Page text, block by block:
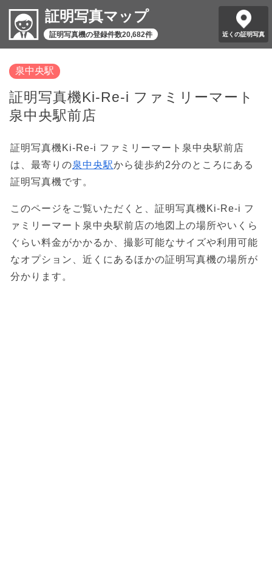
証明写真マップ
証明写真機の登録件数20,682件 近くの証明写真
泉中央駅
証明写真機Ki-Re-i ファミリーマート
泉中央駅前店
証明写真機Ki-Re-i ファミリーマート泉中央駅前店
は、最寄りの泉中央駅から徒歩約2分のところにある
証明写真機です。
このページをご覧いただくと、証明写真機Ki-Re-i フ
ァミリーマート泉中央駅前店の地図上の場所やいくら
ぐらい料金がかかるか、撮影可能なサイズや利用可能
なオプション、近くにあるほかの証明写真機の場所が
分かります。